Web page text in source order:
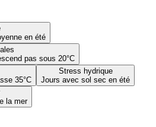
en été
pas sous 20°C
35°C
Stress hydrique
Jours avec sol sec en été
la mer